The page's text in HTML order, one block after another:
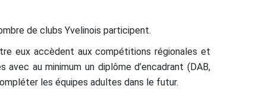
de clubs Yvelinois participent.
eux accèdent aux compétitions régionales et
au minimum un diplôme d’encadrant (DAB,
les équipes adultes dans le futur.